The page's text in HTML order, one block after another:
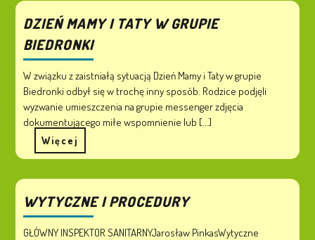
DZIEŃ MAMY I TATY W GRUPIE
BIEDRONKI
W związku z zaistniałą sytuacją Dzień Mamy i Taty w grupie
Biedronki odbył się w trochę inny sposób. Rodzice podjęli
wyzwanie umieszczenia na grupie messenger zdjęcia
dokumentującego miłe wspomnienie lub [...]
Więcej
WYTYCZNE I PROCEDURY
GŁÓWNY INSPEKTOR SANITARNYJarosław PinkasWytyczne